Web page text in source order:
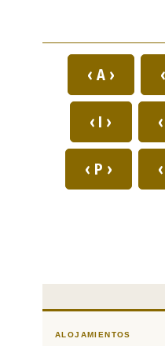
‹ A ›
‹ I ›
‹ P ›